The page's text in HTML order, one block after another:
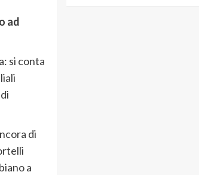
ad
si conta
di
a